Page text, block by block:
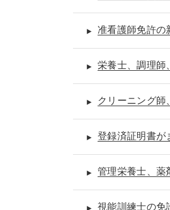
准看護師免許の
栄養士、調理師
クリーニング師
登録済証明書が
管理栄養士、薬
視能訓練士の免